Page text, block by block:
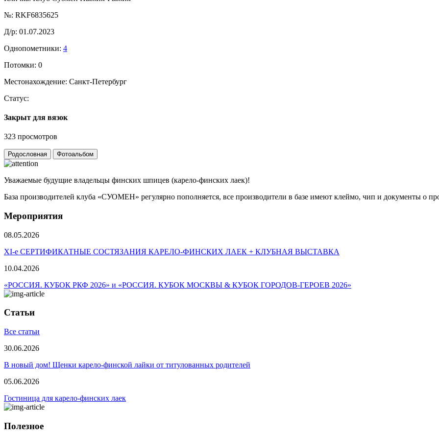
№: RKF6835625
Д/р: 01.07.2023
Однопометники: 4
Потомки: 0
Местонахождение: Санкт-Петербург
Статус:
Закрыт для вязок
323 просмотров
Родословная Фотоальбом
Уважаемые будущие владельцы финских шпицев (карело-финских лаек)!
База производителей клуба «СУОМЕН» регулярно пополняется, все производители в базе имеют клеймо, чип и документы о
Мероприятия
08.05.2026
ХI-е СЕРТИФИКАТНЫЕ СОСТЯЗАНИЯ КАРЕЛО-ФИНСКИХ ЛАЕК + КЛУБНАЯ ВЫСТАВКА
10.04.2026
«РОССИЯ. КУБОК РКФ 2026» и «РОССИЯ. КУБОК МОСКВЫ & КУБОК ГОРОДОВ-ГЕРОЕВ 2026»
Статьи
Все статьи
30.06.2026
В новый дом! Щенки карело-финской лайки от титулованных родителей
05.06.2026
Гостиница для карело-финских лаек
Полезное